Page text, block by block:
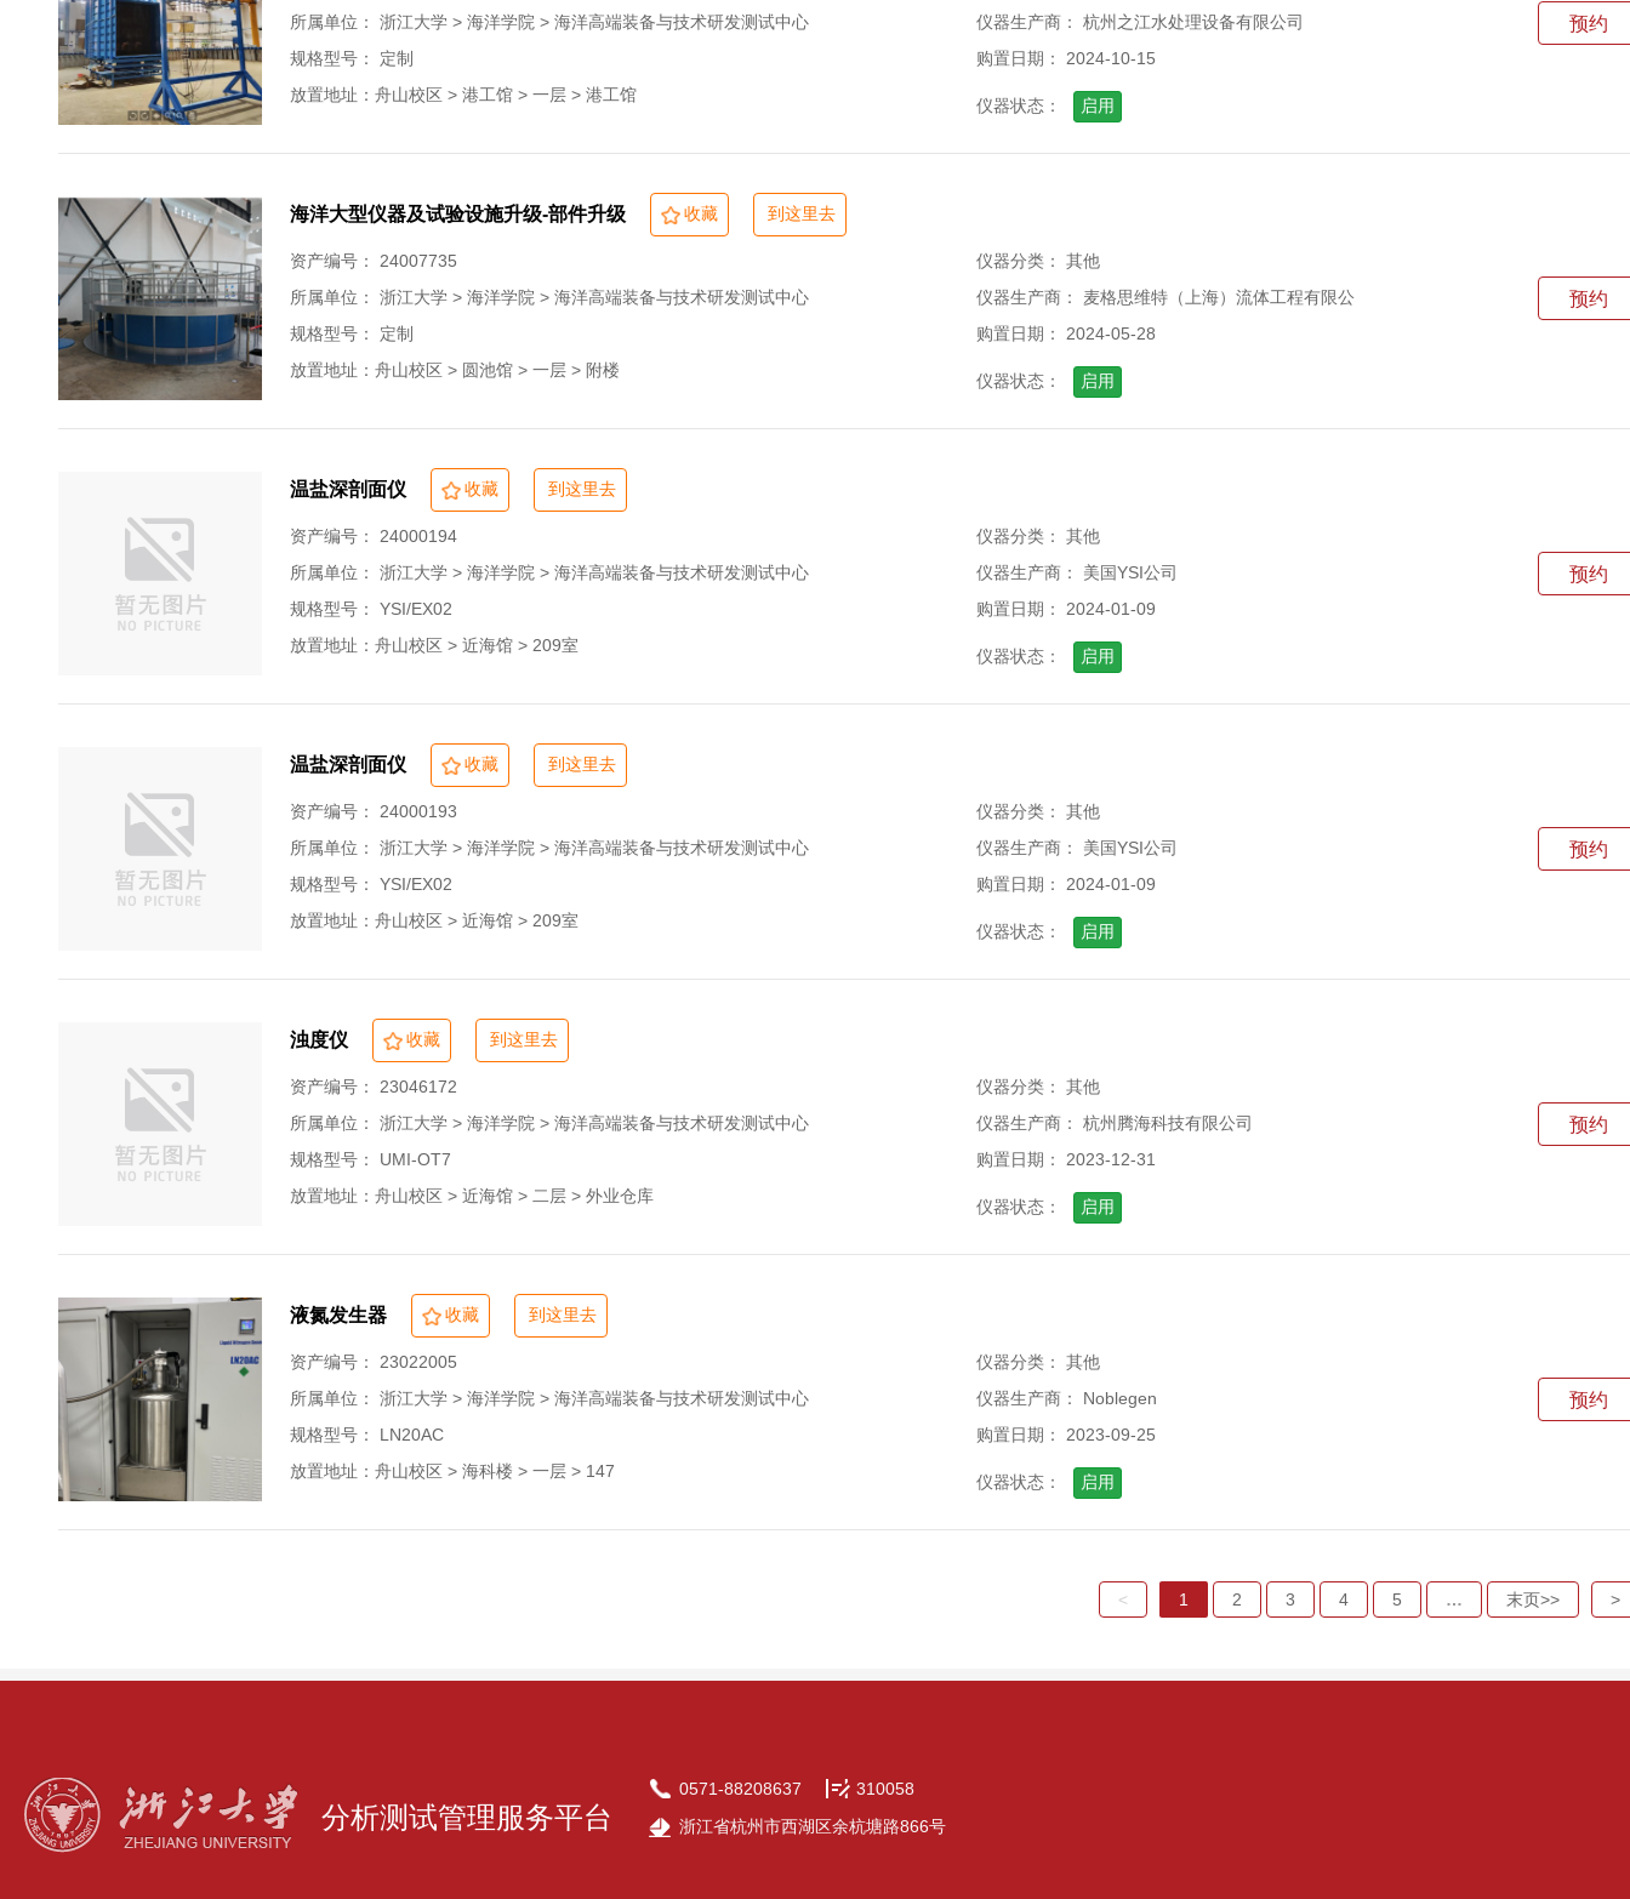
所属单位： 浙江大学 > 海洋学院 > 海洋高端装备与技术研发测试中心
规格型号： 定制
放置地址：舟山校区 > 港工馆 > 一层 > 港工馆
仪器生产商： 杭州之江水处理设备有限公司
购置日期： 2024-10-15
仪器状态： 启用
预约
海洋大型仪器及试验设施升级-部件升级 收藏 到这里去
资产编号： 24007735
所属单位： 浙江大学 > 海洋学院 > 海洋高端装备与技术研发测试中心
规格型号： 定制
放置地址：舟山校区 > 圆池馆 > 一层 > 附楼
仪器分类： 其他
仪器生产商： 麦格思维特（上海）流体工程有限公
购置日期： 2024-05-28
仪器状态： 启用
预约
温盐深剖面仪 收藏 到这里去
资产编号： 24000194
所属单位： 浙江大学 > 海洋学院 > 海洋高端装备与技术研发测试中心
规格型号： YSI/EX02
放置地址：舟山校区 > 近海馆 > 209室
仪器分类： 其他
仪器生产商： 美国YSI公司
购置日期： 2024-01-09
仪器状态： 启用
预约
温盐深剖面仪 收藏 到这里去
资产编号： 24000193
所属单位： 浙江大学 > 海洋学院 > 海洋高端装备与技术研发测试中心
规格型号： YSI/EX02
放置地址：舟山校区 > 近海馆 > 209室
仪器分类： 其他
仪器生产商： 美国YSI公司
购置日期： 2024-01-09
仪器状态： 启用
预约
浊度仪 收藏 到这里去
资产编号： 23046172
所属单位： 浙江大学 > 海洋学院 > 海洋高端装备与技术研发测试中心
规格型号： UMI-OT7
放置地址：舟山校区 > 近海馆 > 二层 > 外业仓库
仪器分类： 其他
仪器生产商： 杭州腾海科技有限公司
购置日期： 2023-12-31
仪器状态： 启用
预约
液氮发生器 收藏 到这里去
资产编号： 23022005
所属单位： 浙江大学 > 海洋学院 > 海洋高端装备与技术研发测试中心
规格型号： LN20AC
放置地址：舟山校区 > 海科楼 > 一层 > 147
仪器分类： 其他
仪器生产商： Noblegen
购置日期： 2023-09-25
仪器状态： 启用
预约
< 1 2 3 4 5 … 末页>> >
分析测试管理服务平台
0571-88208637
310058
浙江省杭州市西湖区余杭塘路866号